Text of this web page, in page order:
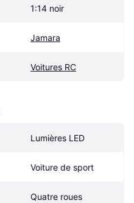
1:14 noir
Jamara
Voitures RC
Lumières LED
Voiture de sport
Quatre roues